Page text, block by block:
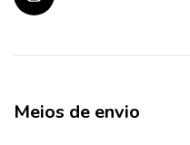
Meios de envio